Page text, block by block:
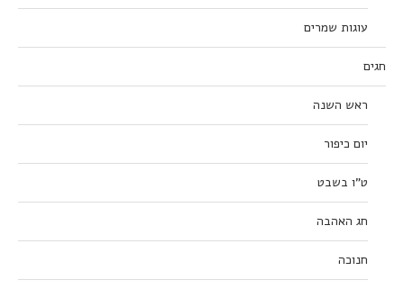
עוגות שמרים
חגים
ראש השנה
יום כיפור
ט”ו בשבט
חג האהבה
חנוכה